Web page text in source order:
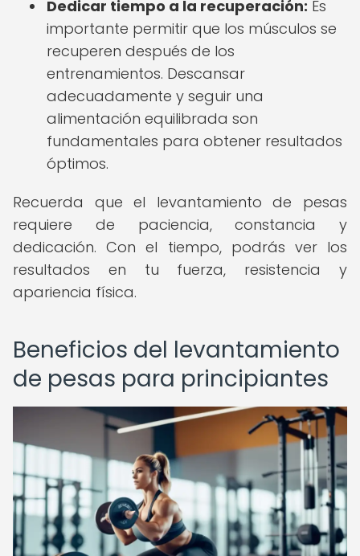
Dedicar tiempo a la recuperación: Es
importante permitir que los músculos se
recuperen después de los
entrenamientos. Descansar
adecuadamente y seguir una
alimentación equilibrada son
fundamentales para obtener resultados
óptimos.
Recuerda que el levantamiento de pesas
requiere de paciencia, constancia y
dedicación. Con el tiempo, podrás ver los
resultados en tu fuerza, resistencia y
apariencia física.
Beneficios del levantamiento
de pesas para principiantes